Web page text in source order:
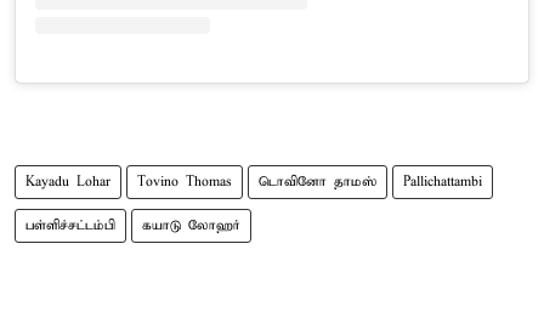
Kayadu Lohar Tovino Thomas டொவினோ தாமஸ் Pallichattambi
பள்ளிச்சட்டம்பி கயாடு லோஹர்